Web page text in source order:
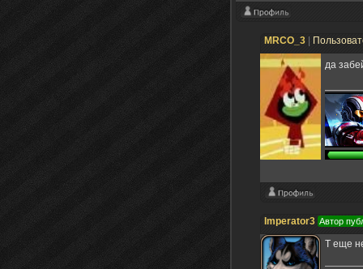
MRCO_3
да
Imperator3 Автор
Т еще